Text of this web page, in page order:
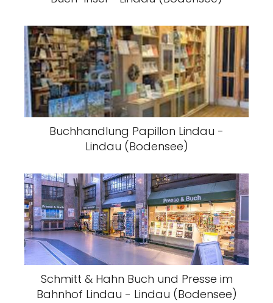
Buchhandlung Papillon Lindau -
Lindau (Bodensee)
Schmitt & Hahn Buch und Presse im
Bahnhof Lindau - Lindau (Bodensee)